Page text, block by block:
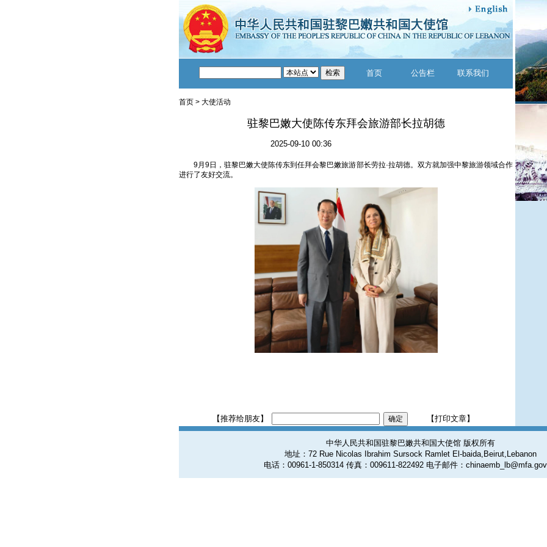
首页 公告栏 联系我们
首页 > 大使活动
驻黎巴嫩大使陈传东拜会旅游部长拉胡德
2025-09-10 00:36
9月9日，驻黎巴嫩大使陈传东到任拜会黎巴嫩旅游部长劳拉·拉胡德。双方就加强中黎旅游领域合作
进行了友好交流。
【推荐给朋友】 【打印文章】
中华人民共和国驻黎巴嫩共和国大使馆 版权所有
地址：72 Rue Nicolas Ibrahim Sursock Ramlet El-baida,Beirut,Lebanon
电话：00961-1-850314 传真：009611-822492 电子邮件：